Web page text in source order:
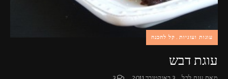
עוגות ועוגיות קל להכנה
עוגת דבש